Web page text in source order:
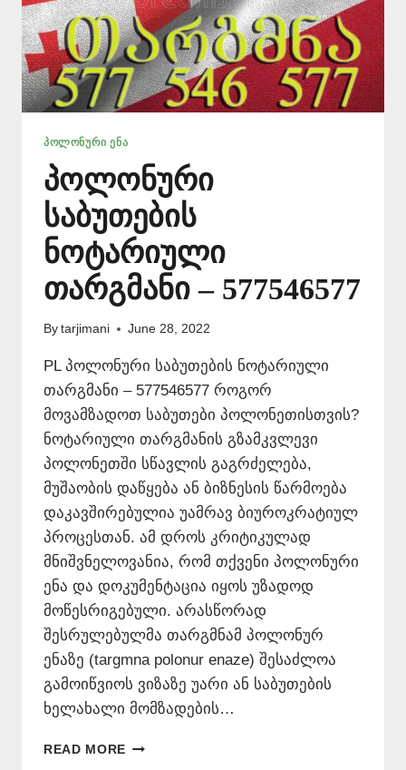
ᲞᲝᲚᲝᲜᲣᲠᲘ ᲔᲜᲐ
პოლონური
საბუთების
ნოტარიული
თარგმანი – 577546577
By tarjimani June 28, 2022
PL პოლონური საბუთების ნოტარიული
თარგმანი – 577546577 როგორ
მოვამზადოთ საბუთები პოლონეთისთვის?
ნოტარიული თარგმანის გზამკვლევი
პოლონეთში სწავლის გაგრძელება,
მუშაობის დაწყება ან ბიზნესის წარმოება
დაკავშირებულია უამრავ ბიუროკრატიულ
პროცესთან. ამ დროს კრიტიკულად
მნიშვნელოვანია, რომ თქვენი პოლონური
ენა და დოკუმენტაცია იყოს უზადოდ
მოწესრიგებული. არასწორად
შესრულებულმა თარგმნამ პოლონურ
ენაზე (targmna polonur enaze) შესაძლოა
გამოიწვიოს ვიზაზე უარი ან საბუთების
ხელახალი მომზადების…
READ MORE ᲞᲝᲚᲝᲜᲣᲠᲘ